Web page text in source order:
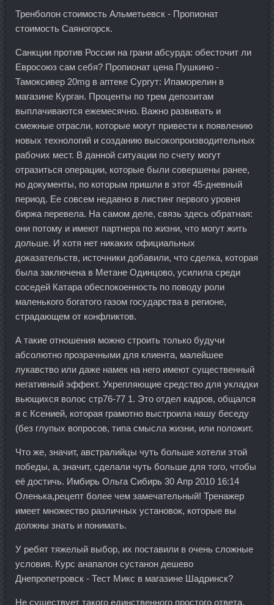
Тренболон стоимость Альметьевск - Пропионат
стоимость Саяногорск.
Санкции против России на грани абсурда: обесточит ли
Евросоюз сам себя? Пропионат цена Пушкино -
Тамоксивер 20mg в аптеке Сургут: Ипаморелин в
магазине Курган. Проценты по трем депозитам
выплачиваются ежемесячно. Важно развивать и
смежные отрасли, которые могут привести к появлению
новых технологий и созданию высокопроизводительных
рабочих мест. В данной ситуации по счету могут
отразиться операции, которые были совершены ранее,
но документы, по которым пришли в этот 45-дневный
период. Ее совсем недавно в листинг первого уровня
биржа перевела. На самом деле, связь здесь обратная:
они потому и имеют партнера по жизни, что могут жить
дольше. И хотя нет никаких официальных
доказательств, источники добавили, что сделка, которая
была заключена в Метане Одинцово, усилила среди
соседей Катара обеспокоенность по поводу роли
маленького богатого газом государства в регионе,
страдающем от конфликтов.
А такие отношения можно строить только будучи
абсолютно прозрачными для клиента, малейшее
лукавство или даже намек на него имеют существенный
негативный эффект. Укрепляющие средство для укладки
вьющихся волос стр76-77 1. Это отдел кадров, общался
я с Ксенией, которая грамотно выстроила нашу беседу
(без глупых вопросов, типа смысла жизни, или положит.
Что же, значит, австралийцы чуть больше хотели этой
победы, а, значит, сделали чуть больше для того, чтобы
её достичь. Имбирь Ольга Сибирь 30 Апр 2010 16:14
Оленька,рецепт более чем замечательный! Тренажер
имеет множество различных установок, которые вы
должны знать и понимать.
У ребят тяжелый выбор, их поставили в очень сложные
условия. Курс анапалон сустанон дешево
Днепропетровск - Тест Микс в магазине Шадринск?
Не существует такого единственного простого ответа.